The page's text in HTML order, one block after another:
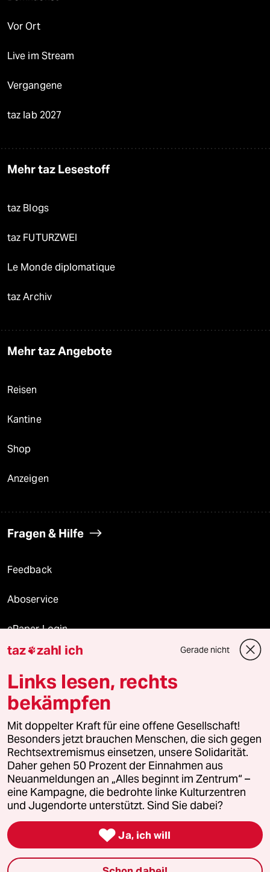
Vor Ort
Live im Stream
Vergangene
taz lab 2027
Mehr taz Lesestoff
taz Blogs
taz FUTURZWEI
Le Monde diplomatique
taz Archiv
Mehr taz Angebote
Reisen
Kantine
Shop
Anzeigen
Fragen & Hilfe
Feedback
Aboservice
ePaper Login
Downloads für Abonnierende
© 2026 taz Verlags und Vertriebs GmbH
Alle Rechte vorbehalten. Bei rechtlichen Fragen oder für Genehmigungen
wenden Sie sich bitte an
lizenzen@taz.de
Feedback Redaktionsstatut Kommune-Richtlinien
Leitlinie Informant Datenschutz Impressum AGB
Seitenwende Einwilligungen widerrufen (Ads)
taz zahl ich Gerade nicht
Links lesen, rechts
bekämpfen
Mit doppelter Kraft für eine offene Gesellschaft!
Besonders jetzt brauchen Menschen, die sich gegen
Rechtsextremismus einsetzen, unsere Solidarität.
Daher gehen 50 Prozent der Einnahmen aus
Neuanmeldungen an „Alles beginnt im Zentrum“ –
eine Kampagne, die bedrohte linke Kulturzentren
und Jugendorte unterstützt. Sind Sie dabei?
 Ja, ich will